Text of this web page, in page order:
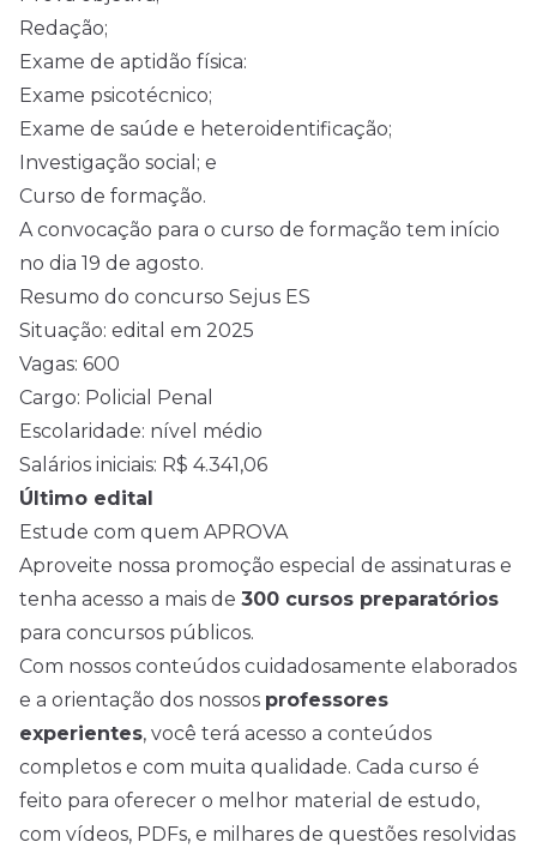
Redação;
Exame de aptidão física:
Exame psicotécnico;
Exame de saúde e heteroidentificação;
Investigação social; e
Curso de formação.
A convocação para o curso de formação tem início
no dia 19 de agosto.
Resumo do concurso Sejus ES
Situação: edital em 2025
Vagas: 600
Cargo: Policial Penal
Escolaridade: nível médio
Salários iniciais: R$ 4.341,06
Último edital
Estude com quem APROVA
Aproveite nossa promoção especial de assinaturas e
tenha acesso a mais de 300 cursos preparatórios
para concursos públicos.
Com nossos conteúdos cuidadosamente elaborados
e a orientação dos nossos professores
experientes, você terá acesso a conteúdos
completos e com muita qualidade. Cada curso é
feito para oferecer o melhor material de estudo,
com vídeos, PDFs, e milhares de questões resolvidas